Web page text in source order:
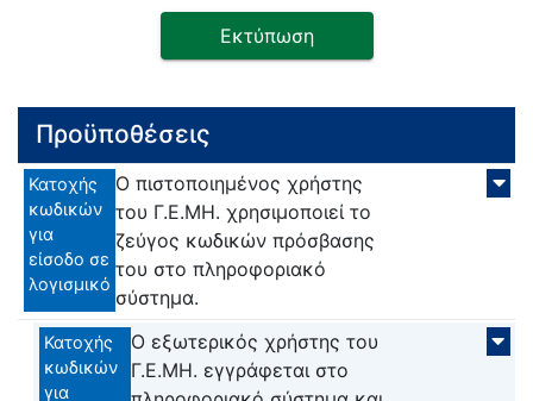
Εκτύπωση
Προϋποθέσεις
Κατοχής
κωδικών
για
είσοδο σε
λογισμικό
Ο πιστοποιημένος χρήστης
του Γ.Ε.ΜΗ. χρησιμοποιεί το
ζεύγος κωδικών πρόσβασης
του στο πληροφοριακό
σύστημα.
Κατοχής
κωδικών
για
Ο εξωτερικός χρήστης του
Γ.Ε.ΜΗ. εγγράφεται στο